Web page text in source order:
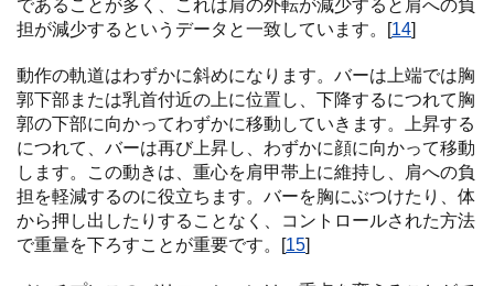
であることが多く、これは肩の外転が減少すると肩への負
担が減少するというデータと一致しています。[14]
動作の軌道はわずかに斜めになります。バーは上端では胸
郭下部または乳首付近の上に位置し、下降するにつれて胸
郭の下部に向かってわずかに移動していきます。上昇する
につれて、バーは再び上昇し、わずかに顔に向かって移動
します。この動きは、重心を肩甲帯上に維持し、肩への負
担を軽減するのに役立ちます。バーを胸にぶつけたり、体
から押し出したりすることなく、コントロールされた方法
で重量を下ろすことが重要です。[15]